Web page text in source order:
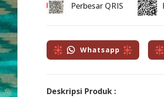
Perbesar QRIS
Whatsapp
Deskripsi Produk :